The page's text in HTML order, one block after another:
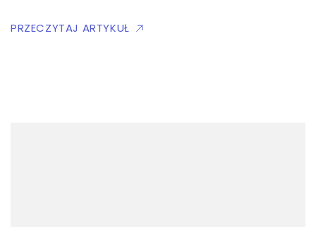
PRZECZYTAJ ARTYKUŁ